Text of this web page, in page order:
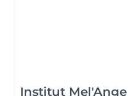
Institut Mel'Ange